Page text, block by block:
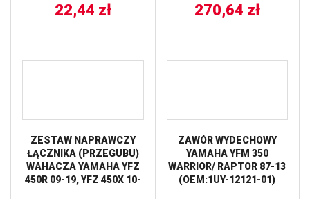
22,44 zł 270,64 zł
ZESTAW NAPRAWCZY
ŁĄCZNIKA (PRZEGUBU)
WAHACZA YAMAHA YFZ
450R 09-19, YFZ 450X 10-
ZAWÓR WYDECHOWY
YAMAHA YFM 350
WARRIOR/ RAPTOR 87-13
(OEM:1UY-12121-01)